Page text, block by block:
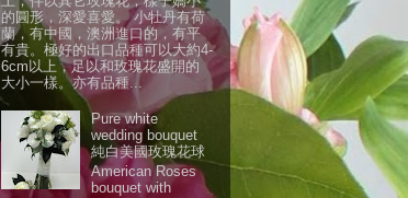
的圓形，深愛喜愛。 小牡丹有荷
蘭，有中國，澳洲進口的，有平
有貴。極好的出口品種可以大約4-
6cm以上，足以和玫瑰花盛開的
大小一樣。亦有品種...
Pure white
wedding bouquet
純白美國玫瑰花球
American Roses
bouquet with